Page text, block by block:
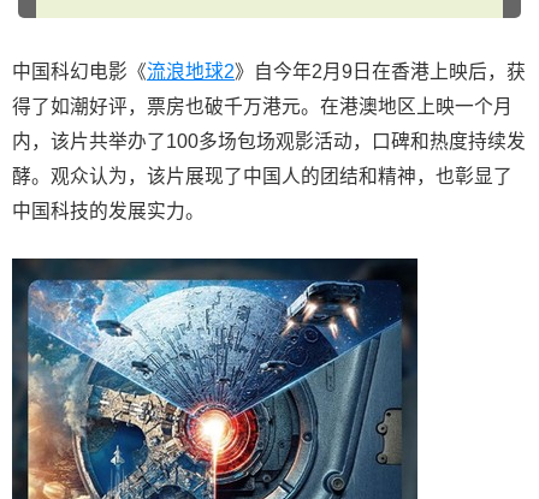
中国科幻电影《流浪地球2》自今年2月9日在香港上映后，获
得了如潮好评，票房也破千万港元。在港澳地区上映一个月
内，该片共举办了100多场包场观影活动，口碑和热度持续发
酵。观众认为，该片展现了中国人的团结和精神，也彰显了
中国科技的发展实力。